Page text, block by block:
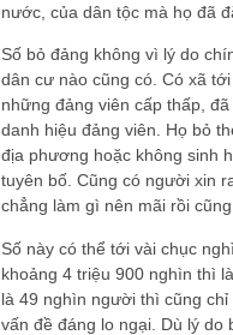
nước, của dân tộc mà họ đã
Số bỏ đảng không vì lý do
dân cư nào cũng có. Có xã
những đảng viên cấp thấp,
danh hiệu đảng viên. Họ bỏ
địa phương hoặc không sinh
tuyên bố. Cũng có người xin
chẳng làm gì nên mãi rồi
Số này có thể tới vài chục
khoảng 4 triệu 900 nghìn thì
là 49 nghìn người thì cũng
vấn đề đáng lo ngại. Dù lý do